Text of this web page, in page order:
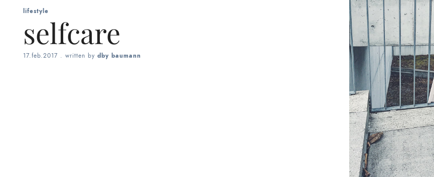
lifestyle
selfcare
17.feb.2017 . written by dby baumann